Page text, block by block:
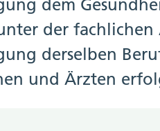
dem
der
derselben
und Ärzten